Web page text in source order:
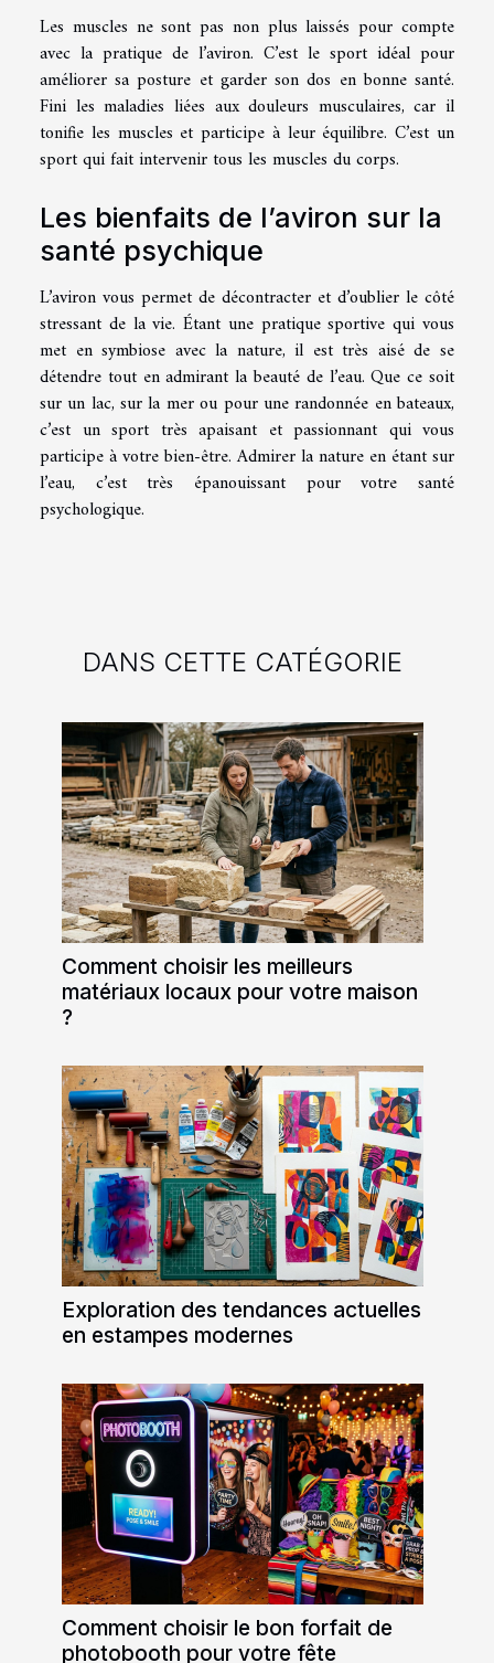
Les muscles ne sont pas non plus laissés pour compte
avec la pratique de l’aviron. C’est le sport idéal pour
améliorer sa posture et garder son dos en bonne santé.
Fini les maladies liées aux douleurs musculaires, car il
tonifie les muscles et participe à leur équilibre. C’est un
sport qui fait intervenir tous les muscles du corps.
Les bienfaits de l’aviron sur la
santé psychique
L’aviron vous permet de décontracter et d’oublier le côté
stressant de la vie. Étant une pratique sportive qui vous
met en symbiose avec la nature, il est très aisé de se
détendre tout en admirant la beauté de l’eau. Que ce soit
sur un lac, sur la mer ou pour une randonnée en bateaux,
c’est un sport très apaisant et passionnant qui vous
participe à votre bien-être. Admirer la nature en étant sur
l’eau, c’est très épanouissant pour votre santé
psychologique.
DANS CETTE CATÉGORIE
Comment choisir les meilleurs
matériaux locaux pour votre maison
?
Exploration des tendances actuelles
en estampes modernes
Comment choisir le bon forfait de
photobooth pour votre fête